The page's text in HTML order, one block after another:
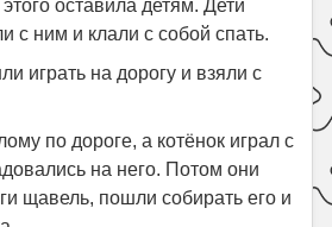
оставила детям. Дети
с ним и клали с собой спать.
играть на дорогу и взяли с
по дороге, а котёнок играл с
на него. Потом они
щавель, пошли собирать его и